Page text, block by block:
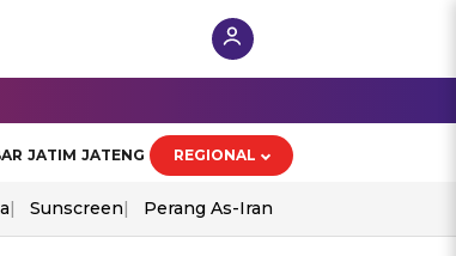
JATIM JATENG REGIONAL
Sunscreen Perang As-Iran